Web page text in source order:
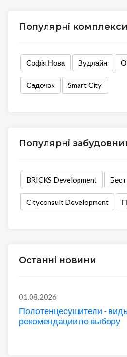
Популярні комплекси
Софія Нова Вудлайн
Садочок Smart City
Популярні
BRICKS Development
Cityconsult Development
Останні новини
01.08.2026
Полотенцесушители -
рекомендации по выбору